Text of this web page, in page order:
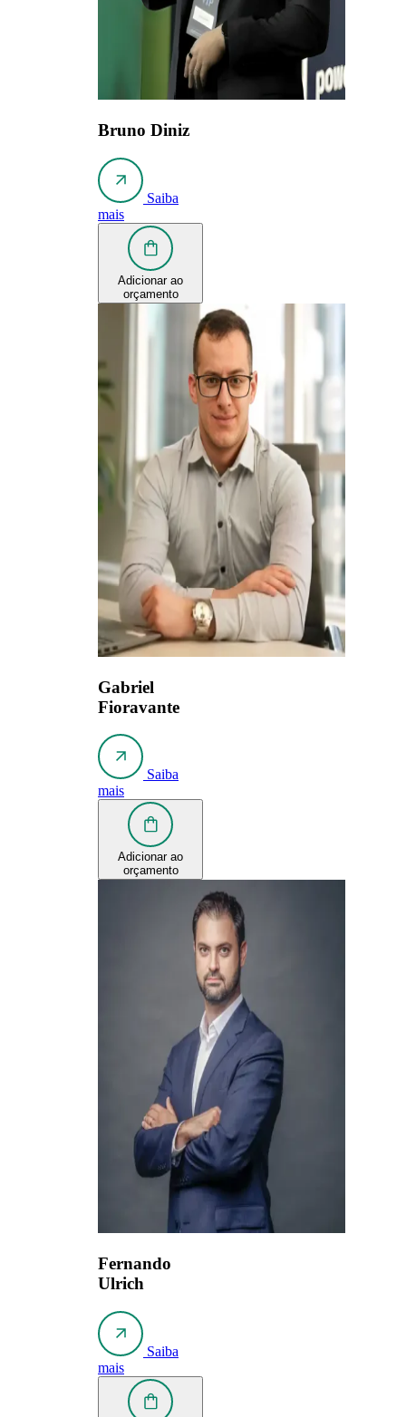
Bruno Diniz
Saiba
mais
Adicionar ao
orçamento
Gabriel
Fioravante
Saiba
mais
Adicionar ao
orçamento
Fernando
Ulrich
Saiba
mais